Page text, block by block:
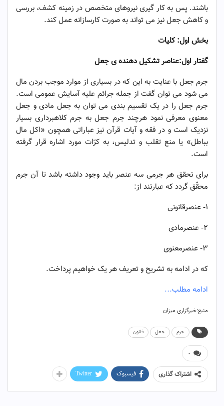
باشند. پس به کار گیری نیرو‌های متخصص در زمینه کشف، بررسی
و کاهش جعل نیز می ‌تواند به صورت کارسازانه عمل کند.
بخش اول: کلیات
گفتار اول:عناصر تشکیل دهنده‌ ی جعل
جرم جعل با عنایت به این که در بسیاری از موارد موجب بردن مال
می ‌شود می‌ توان گفت از جمله جرائم علیه آسایش عمومی است.
جرم جعل را در یک تقسیم بندی می ‌توان به جعل مادی و جعل
معنوی معرفی نمود هرچند جرم جعل به جرم کلاهبرداری بسیار
نزدیک است و در فقه و آیات قرآن نیز عباراتی همچون «اکل مال
بباطل» یا منع تقلب و تدلیس، به کرّات مورد اشاره قرار گرفته
است.
برای تحقق هر جرمی سه عنصر باید وجود داشته باشد تا آن جرم
محقّق گردد که عبارتند از:
۱- عنصرقانونی
۲- عنصرمادی
۳- عنصرمعنوی
که در ادامه به تشریح و تعریف هر یک خواهیم پرداخت.
ادامه مطلب…
منبع:خبرگزاری میزان
جرم جعل قانون
۰
اشتراک گذاری فیسبوک Twitter